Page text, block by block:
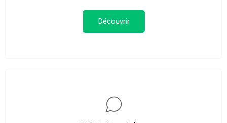
Découvrir